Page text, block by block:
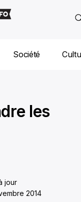
Société
les
jour
2014